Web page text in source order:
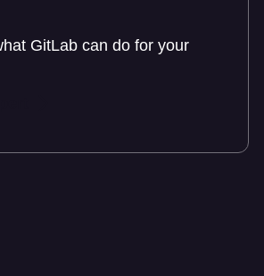
GitLab can do for your